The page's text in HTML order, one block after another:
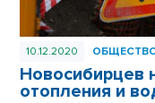
10.12.2020
Новосибирцев
отопления и